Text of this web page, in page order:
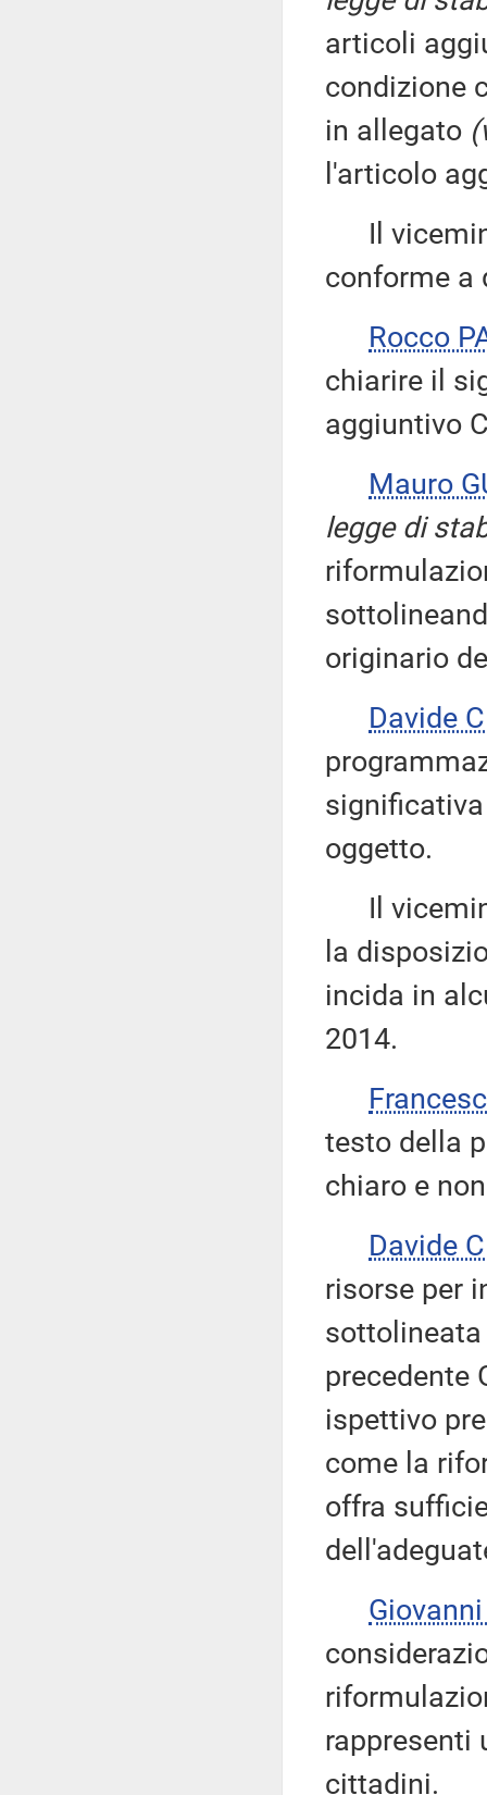
articoli
condizione
in allegato
l'articolo
Il
conforme a
Rocco
chiarire il
aggiuntivo
Mauro
legge di
originario
Davide
oggetto.
Il
la
incida in
2014.
testo della
chiaro e
Davide
risorse per
precedente
ispettivo
come la
offra
rappresenti
cittadini.